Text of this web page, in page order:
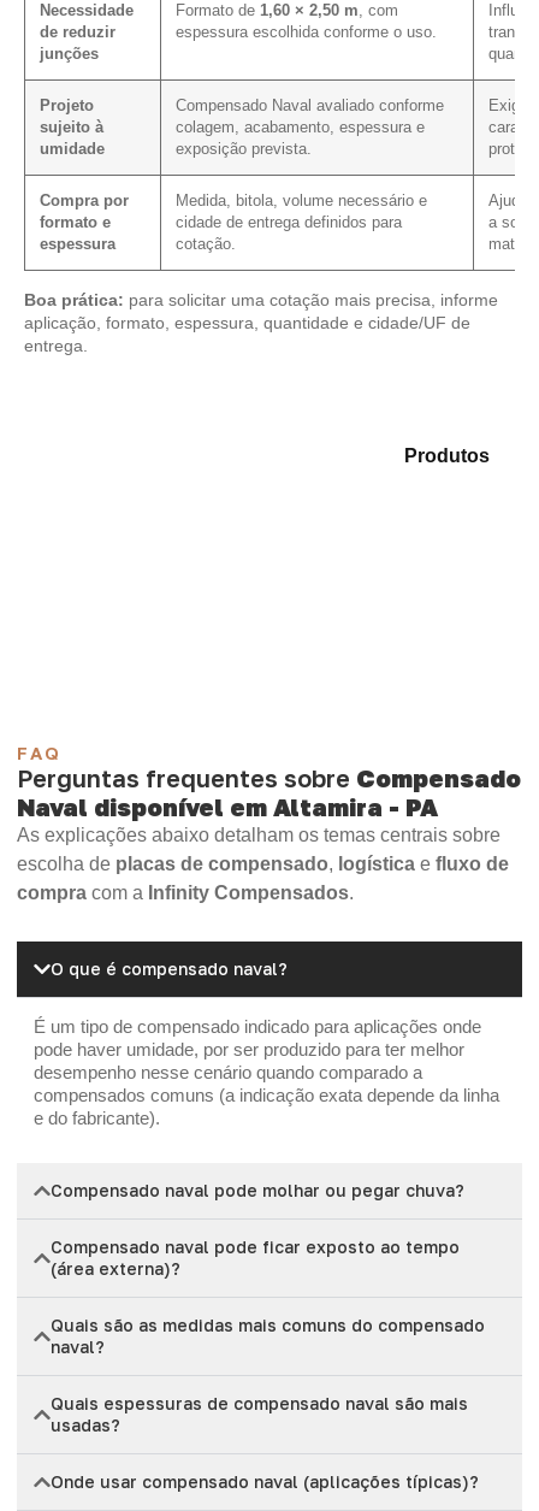
Necessidade
de reduzir
junções
Formato de 1,60 × 2,50 m , com
espessura escolhida conforme o uso.
Projeto
sujeito à
umidade
Compensado Naval avaliado conforme
colagem, acabamento, espessura e
exposição prevista.
Exige
Compra por
formato e
espessura
Medida, bitola, volume necessário e
cidade de entrega definidos para
cotação.
Ajuda
a
Boa prática: para solicitar uma cotação mais precisa, informe
aplicação, formato, espessura, quantidade e cidade/UF de
entrega.
Produtos
FAQ
Perguntas frequentes sobre Compensado
Naval disponível em Altamira - PA
As explicações abaixo detalham os temas centrais sobre
escolha de placas de compensado, logística e fluxo de
compra com a Infinity Compensados.
O que é compensado naval?
É um tipo de compensado indicado para aplicações onde
pode haver umidade, por ser produzido para ter melhor
desempenho nesse cenário quando comparado a
compensados comuns (a indicação exata depende da linha
e do fabricante).
Compensado naval pode molhar ou pegar chuva?
Compensado naval pode ficar exposto ao tempo
(área externa)?
Quais são as medidas mais comuns do compensado
naval?
Quais espessuras de compensado naval são mais
usadas?
Onde usar compensado naval (aplicações típicas)?